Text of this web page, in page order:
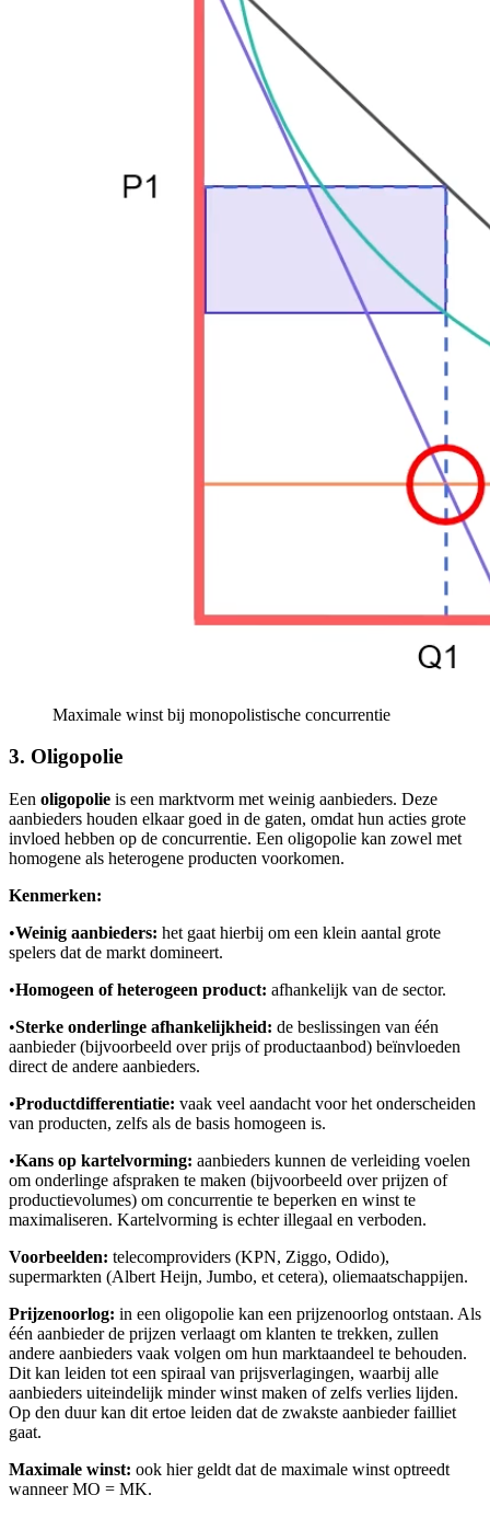
Maximale winst bij monopolistische concurrentie
3. Oligopolie
Een oligopolie is een marktvorm met weinig aanbieders. Deze
aanbieders houden elkaar goed in de gaten, omdat hun acties grote
invloed hebben op de concurrentie. Een oligopolie kan zowel met
homogene als heterogene producten voorkomen.
Kenmerken:
•Weinig aanbieders: het gaat hierbij om een klein aantal grote
spelers dat de markt domineert.
•Homogeen of heterogeen product: afhankelijk van de sector.
•Sterke onderlinge afhankelijkheid: de beslissingen van één
aanbieder (bijvoorbeeld over prijs of productaanbod) beïnvloeden
direct de andere aanbieders.
•Productdifferentiatie: vaak veel aandacht voor het onderscheiden
van producten, zelfs als de basis homogeen is.
•Kans op kartelvorming: aanbieders kunnen de verleiding voelen
om onderlinge afspraken te maken (bijvoorbeeld over prijzen of
productievolumes) om concurrentie te beperken en winst te
maximaliseren. Kartelvorming is echter illegaal en verboden.
Voorbeelden: telecomproviders (KPN, Ziggo, Odido),
supermarkten (Albert Heijn, Jumbo, et cetera), oliemaatschappijen.
Prijzenoorlog: in een oligopolie kan een prijzenoorlog ontstaan. Als
één aanbieder de prijzen verlaagt om klanten te trekken, zullen
andere aanbieders vaak volgen om hun marktaandeel te behouden.
Dit kan leiden tot een spiraal van prijsverlagingen, waarbij alle
aanbieders uiteindelijk minder winst maken of zelfs verlies lijden.
Op den duur kan dit ertoe leiden dat de zwakste aanbieder failliet
gaat.
Maximale winst: ook hier geldt dat de maximale winst optreedt
wanneer MO = MK.